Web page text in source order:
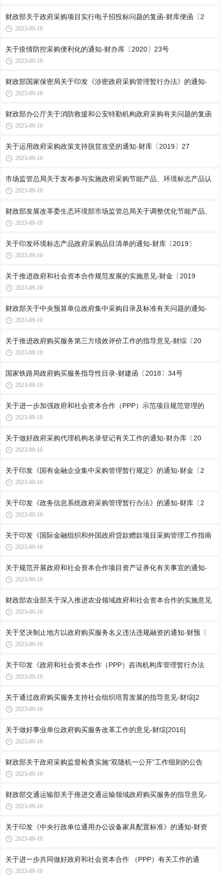
财政部关于政府采购项目实行电子招投标问题的复函-财库便函〔2
2023-09-10
关于疫情防控采购便利化的通知-财办库〔2020〕23号
2023-09-10
财政部国家保密局关于印发《涉密政府采购管理暂行办法》的通知-
2023-09-10
财政部办公厅关于消防救援和公安特勤机构政府采购有关问题的复函
2023-09-10
关于运用政府采购政策支持脱贫攻坚的通知-财库〔2019〕27
2023-09-10
市场监管总局关于发布参与实施政府采购节能产品、环境标志产品认
2023-09-10
财政部发展改革委生态环境部市场监管总局关于调整优化节能产品、
2023-09-10
关于印发环境标志产品政府采购品目清单的通知-财库〔2019〕
2023-09-10
关于推进政府和社会资本合作规范发展的实施意见-财金〔2019
2023-09-10
财政部关于中央预算单位政府集中采购目录及标准有关问题的通知-
2023-09-10
关于推进政府购买服务第三方绩效评价工作的指导意见-财综〔20
2023-09-10
国家铁路局政府购买服务指导性目录-财建函〔2018〕34号
2023-09-10
关于进一步加强政府和社会资本合作（PPP）示范项目规范管理的
2023-09-10
关于做好政府采购代理机构名录登记有关工作的通知-财办库〔20
2023-09-10
关于印发《国有金融企业集中采购管理暂行规定》的通知-财金〔2
2023-09-10
关于印发《政务信息系统政府采购管理暂行办法》的通知-财库〔2
2023-09-10
关于印发《国际金融组织和外国政府贷款赠款项目采购管理工作指南
2023-09-10
关于规范开展政府和社会资本合作项目资产证券化有关事宜的通知-
2023-09-10
财政部农业部关于深入推进农业领域政府和社会资本合作的实施意见
2023-09-10
关于坚决制止地方以政府购买服务名义违法违规融资的通知-财预〔
2023-09-10
关于印发《政府和社会资本合作（PPP）咨询机构库管理暂行办法
2023-09-10
关于通过政府购买服务支持社会组织培育发展的指导意见-财综[2
2023-09-10
关于做好事业单位政府购买服务改革工作的意见-财综[2016]
2023-09-10
财政部关于政府采购监督检查实施“双随机一公开”工作细则的公告
2023-09-10
财政部交通运输部关于推进交通运输领域政府购买服务的指导意见-
2023-09-10
关于印发《中央行政单位通用办公设备家具配置标准》的通知-财资
2023-09-10
关于进一步共同做好政府和社会资本合作 （PPP）有关工作的通
2023-09-10